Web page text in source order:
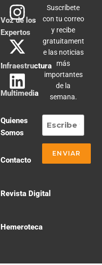
Voz de los
Expertos
Infraestructura
Multimedia
Quienes
Somos
Contacto
Revista Digital
Hemeroteca
Suscríbete
con tu correo
y recibe
gratuitament
e las noticias
más
importantes
de la
semana.